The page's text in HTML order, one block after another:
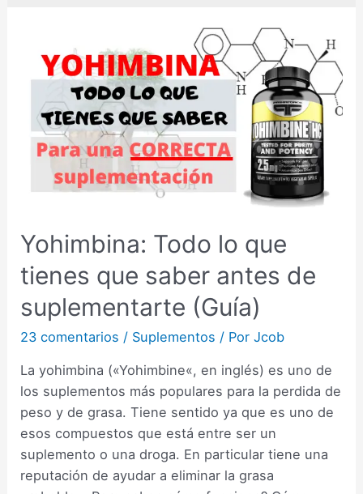
Yohimbina: Todo lo que
tienes que saber antes de
suplementarte (Guía)
23 comentarios / Suplementos / PorJcob
La yohimbina («Yohimbine«, en inglés) es uno de
los suplementos más populares para la perdida de
peso y de grasa. Tiene sentido ya que es uno de
esos compuestos que está entre ser un
suplemento o una droga. En particular tiene una
reputación de ayudar a eliminar la grasa